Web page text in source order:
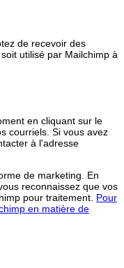
de recevoir des
utilisé par Mailchimp à
en cliquant sur le
courriels. Si vous avez
à l'adresse
de marketing. En
reconnaissez que vos
pour traitement. Pour
en matière de